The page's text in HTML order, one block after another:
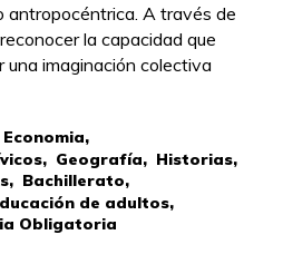
antropocéntrica. A través de
la capacidad que
imaginación colectiva
Economia,
Geografía, Historias,
Bachillerato,
de adultos,
Obligatoria